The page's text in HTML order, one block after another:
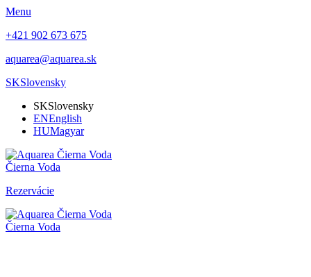
Menu
+421 902 673 675
aquarea@aquarea.sk
SKSlovensky
SKSlovensky
ENEnglish
HUMagyar
Čierna Voda
Rezervácie
Čierna Voda